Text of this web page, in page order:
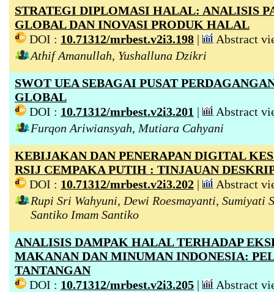
STRATEGI DIPLOMASI HALAL: ANALISIS
GLOBAL DAN INOVASI PRODUK HALAL
DOI : 10.71312/mrbest.v2i3.198 |
Abstract
Athif Amanullah, Yushalluna Dzikri
SWOT UEA SEBAGAI PUSAT
GLOBAL
DOI : 10.71312/mrbest.v2i3.201 |
Abstract
Furqon Ariwiansyah, Mutiara Cahyani
KEBIJAKAN DAN PENERAPAN DIGITAL
RSIJ CEMPAKA PUTIH : TINJAUAN
DOI : 10.71312/mrbest.v2i3.202 |
Abstract
Rupi Sri Wahyuni, Dewi Roesmayanti, Sumiyati
Santiko Imam Santiko
ANALISIS DAMPAK HALAL TERHADAP
MAKANAN DAN MINUMAN INDONESIA:
TANTANGAN
DOI : 10.71312/mrbest.v2i3.205 |
Abstract